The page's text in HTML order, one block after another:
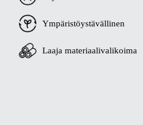
Ympäristöystävällinen
Laaja materiaalivalikoima